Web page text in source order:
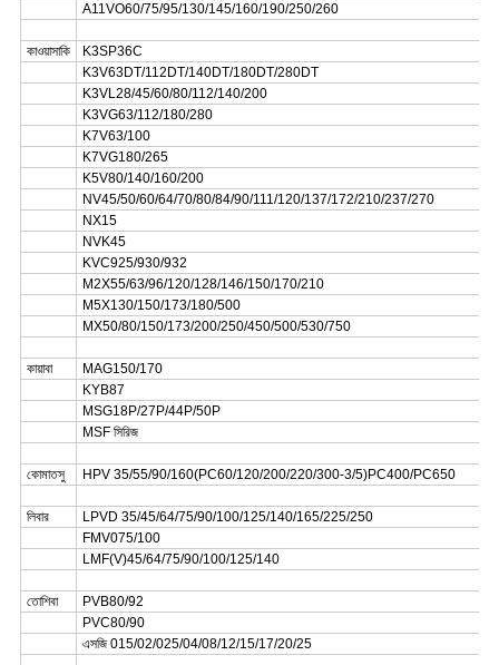
A11VO60/75/95/130/145/160/190/250/260
কাওয়াসাকি
K3SP36C
K3V63DT/112DT/140DT/180DT/280DT
K3VL28/45/60/80/112/140/200
K3VG63/112/180/280
K7V63/100
K7VG180/265
K5V80/140/160/200
NV45/50/60/64/70/80/84/90/111/120/137/172/210/237/270
NX15
NVK45
KVC925/930/932
M2X55/63/96/120/128/146/150/170/210
M5X130/150/173/180/500
MX50/80/150/173/200/250/450/500/530/750
কায়াবা
MAG150/170
KYB87
MSG18P/27P/44P/50P
MSF সিরিজ
কোমাতসু HPV 35/55/90/160(PC60/120/200/220/300-3/5)PC400/PC650
লিবার
LPVD 35/45/64/75/90/100/125/140/165/225/250
FMV075/100
LMF(V)45/64/75/90/100/125/140
তোশিবা
PVB80/92
PVC80/90
এসজি 015/02/025/04/08/12/15/17/20/25